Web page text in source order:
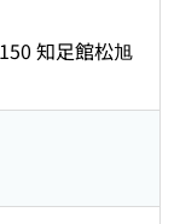
知足館松旭